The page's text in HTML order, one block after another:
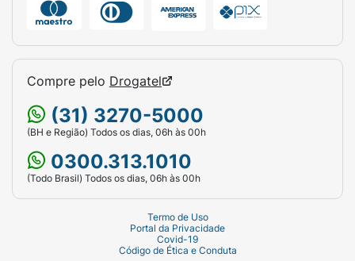
Compre pelo Drogatel
(31) 3270-5000
(BH e Região) Todos os dias, 06h às 00h
0300.313.1010
(Todo Brasil) Todos os dias, 06h às 00h
Termo de Uso
Portal da Privacidade
Covid-19
Código de Ética e Conduta